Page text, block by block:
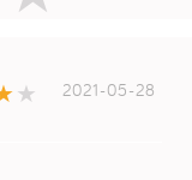
2021-05-28